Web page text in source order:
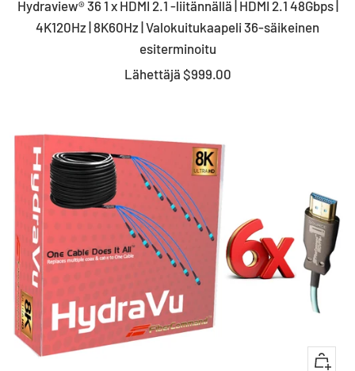
Hydraview® 36 1 x HDMI 2.1 -liitännällä | HDMI 2.1 48Gbps |
4K120Hz | 8K60Hz | Valokuitukaapeli 36-säikeinen
esiterminoitu
Myyntihinta
Lähettäjä $999.00
Nopea